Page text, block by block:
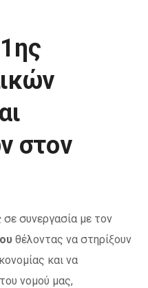
στον
σε συνεργασία με τον
θέλοντας να στηρίξουν
και να
νομού μας,